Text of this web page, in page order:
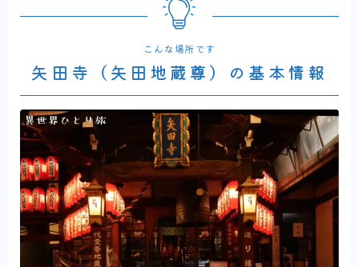
こんな場所です
矢田寺（矢田地蔵尊）の基本情報